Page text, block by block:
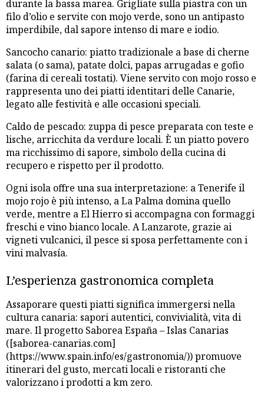
durante la bassa marea. Grigliate sulla piastra con un
filo d’olio e servite con mojo verde, sono un antipasto
imperdibile, dal sapore intenso di mare e iodio.
Sancocho canario: piatto tradizionale a base di cherne
salata (o sama), patate dolci, papas arrugadas e gofio
(farina di cereali tostati). Viene servito con mojo rosso e
rappresenta uno dei piatti identitari delle Canarie,
legato alle festività e alle occasioni speciali.
Caldo de pescado: zuppa di pesce preparata con teste e
lische, arricchita da verdure locali. È un piatto povero
ma ricchissimo di sapore, simbolo della cucina di
recupero e rispetto per il prodotto.
Ogni isola offre una sua interpretazione: a Tenerife il
mojo rojo è più intenso, a La Palma domina quello
verde, mentre a El Hierro si accompagna con formaggi
freschi e vino bianco locale. A Lanzarote, grazie ai
vigneti vulcanici, il pesce si sposa perfettamente con i
vini malvasía.
L’esperienza gastronomica completa
Assaporare questi piatti significa immergersi nella
cultura canaria: sapori autentici, convivialità, vita di
mare. Il progetto Saborea España – Islas Canarias
([saborea-canarias.com]
(https://www.spain.info/es/gastronomia/)) promuove
itinerari del gusto, mercati locali e ristoranti che
valorizzano i prodotti a km zero.